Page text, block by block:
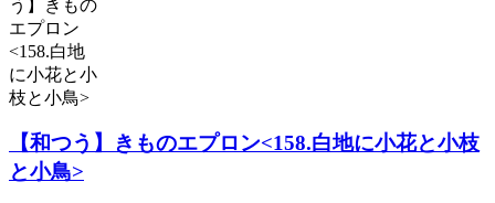
【和つう】きものエプロン<158.白地に小花と小枝
と小鳥>